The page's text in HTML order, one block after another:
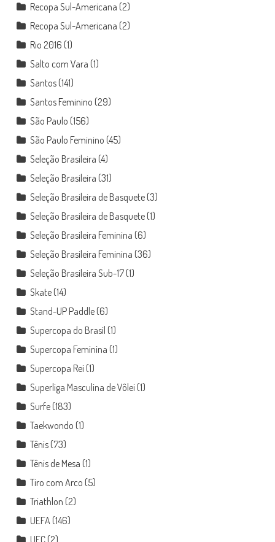
Recopa Sul-Americana (2)
Recopa Sul-Americana (2)
Rio 2016 (1)
Salto com Vara (1)
Santos(141)
Santos Feminino (29)
São Paulo (156)
São Paulo Feminino (45)
Seleção Brasileira (4)
Seleção Brasileira (31)
Seleção Brasileira de Basquete(3)
Seleção Brasileira de Basquete(1)
Seleção Brasileira Feminina (6)
Seleção Brasileira Feminina (36)
Seleção Brasileira Sub-17(1)
Skate(14)
Stand-UP Paddle(6)
Supercopa do Brasil (1)
Supercopa Feminina (1)
Supercopa Rei (1)
Superliga Masculina de Vôlei (1)
Surfe(183)
Taekwondo (1)
Tênis(73)
Tênis de Mesa (1)
Tiro com Arco (5)
Triathlon (2)
UEFA(146)
UFC(2)